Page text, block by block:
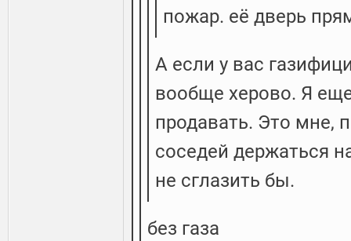
пожар. её дверь
А если у вас
вообще херово. Я
продавать. Это мне,
соседей держаться
не сглазить бы.
без газа